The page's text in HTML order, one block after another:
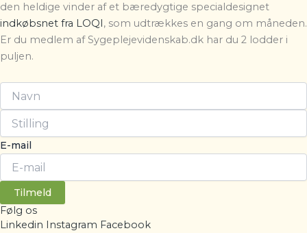
den heldige vinder af et bæredygtige specialdesignet
indkøbsnet fra LOQI , som udtrækkes en gang om måneden.
Er du medlem af Sygeplejevidenskab.dk har du 2 lodder i
puljen.
E-mail
Tilmeld
Følg os
Linkedin Instagram Facebook